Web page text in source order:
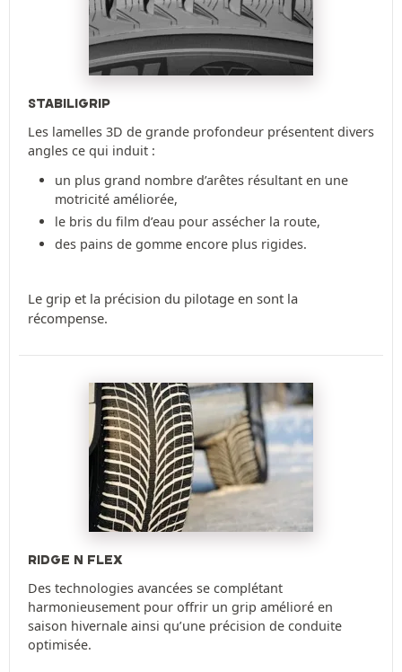
STABILIGRIP
Les lamelles 3D de grande profondeur présentent divers
angles ce qui induit :
un plus grand nombre d’arêtes résultant en une
motricité améliorée,
le bris du film d’eau pour assécher la route,
des pains de gomme encore plus rigides.
Le grip et la précision du pilotage en sont la
récompense.
RIDGE N FLEX
Des technologies avancées se complétant
harmonieusement pour offrir un grip amélioré en
saison hivernale ainsi qu’une précision de conduite
optimisée.